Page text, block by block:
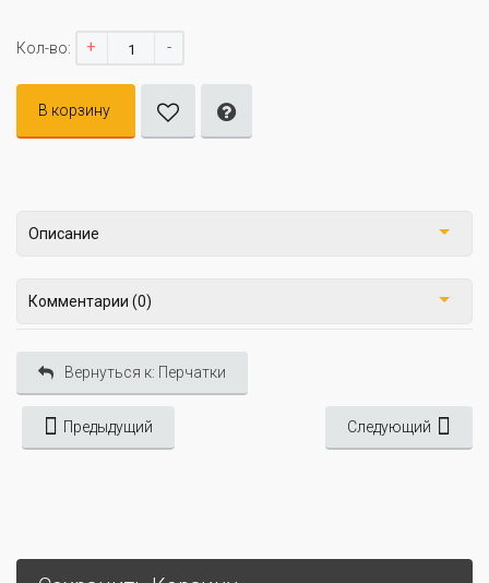
Кол-во: + -
В корзину
Описание
Комментарии (0)
Вернуться к: Перчатки
Предыдущий Следующий